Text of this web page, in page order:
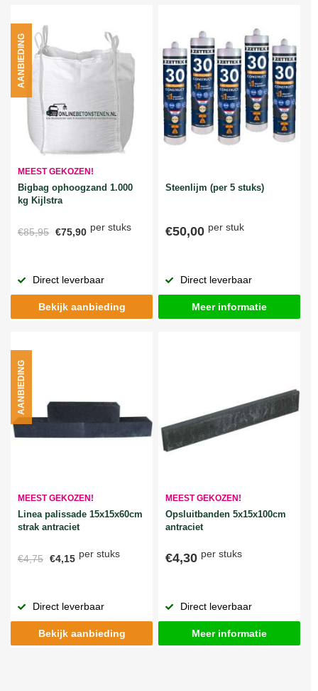
MEEST GEKOZEN!
Bigbag ophoogzand 1.000
kg Kijlstra
€85,95 €75,90 per stuks
AANBIEDING
Direct leverbaar
Bekijk aanbieding
Steenlijm (per 5 stuks)
€50,00 per stuk
Direct leverbaar
Meer informatie
MEEST GEKOZEN!
Linea palissade 15x15x60cm
strak antraciet
€4,75 €4,15 per stuks
AANBIEDING
Direct leverbaar
Bekijk aanbieding
MEEST GEKOZEN!
Opsluitbanden 5x15x100cm
antraciet
€4,30 per stuks
Direct leverbaar
Meer informatie